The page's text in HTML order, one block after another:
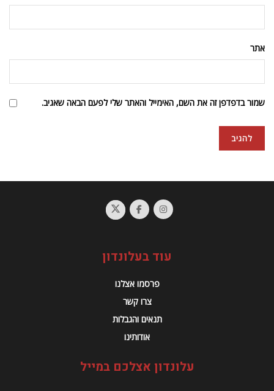
אתר
שמור בדפדפן זה את השם, האימייל והאתר שלי לפעם הבאה שאגיב.
עוד בעלונדון
פרסמו אצלנו
צרו קשר
תנאים והגבלות
אודותינו
עלונדון אצלכם במייל